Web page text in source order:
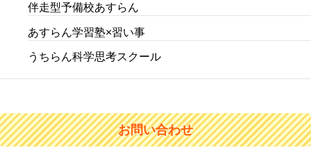
伴走型予備校あすらん
あすらん学習塾×習い事
うちらん科学思考スクール
お問い合わせ